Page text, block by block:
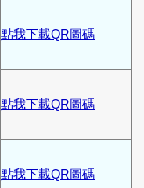
點我下載QR圖碼
點我下載QR圖碼
點我下載QR圖碼